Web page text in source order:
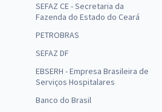
SEFAZ CE - Secretaria da
Fazenda do Estado do Ceará
PETROBRAS
SEFAZ DF
EBSERH - Empresa Brasileira de
Serviços Hospitalares
Banco do Brasil